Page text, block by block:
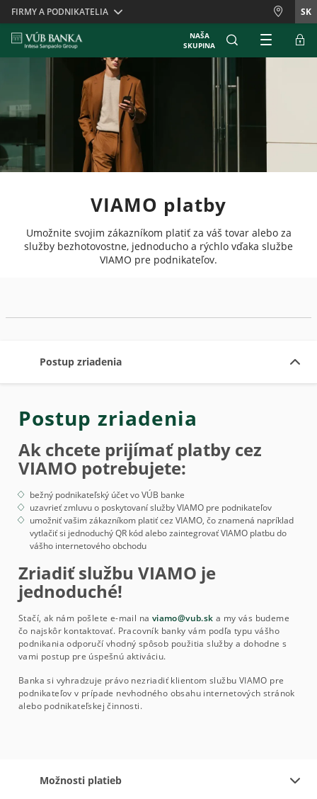
Skiplinks
FIRMY A PODNIKATELIA SK
NAŠA
SKUPINA
VIAMO platby
Umožnite svojim zákazníkom platiť za váš tovar alebo za
služby bezhotovostne, jednoducho a rýchlo vďaka službe
VIAMO pre podnikateľov.
Postup zriadenia
Postup zriadenia
Ak chcete prijímať platby cez
VIAMO potrebujete:
bežný podnikateľský účet vo VÚB banke
uzavrieť zmluvu o poskytovaní služby VIAMO pre podnikateľov
umožniť vašim zákazníkom platiť cez VIAMO, čo znamená napríklad
vytlačiť si jednoduchý QR kód alebo zaintegrovať VIAMO platbu do
vášho internetového obchodu
Zriadiť službu VIAMO je
jednoduché!
Stačí, ak nám pošlete e-mail na viamo@vub.sk a my vás budeme
čo najskôr kontaktovať. Pracovník banky vám podľa typu vášho
podnikania odporučí vhodný spôsob použitia služby a dohodne s
vami postup pre úspešnú aktiváciu.
Banka si vyhradzuje právo nezriadiť klientom službu VIAMO pre
podnikateľov v prípade nevhodného obsahu internetových stránok
alebo podnikateľskej činnosti.
Možnosti platieb